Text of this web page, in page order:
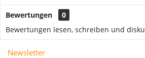
Bewertungen
0
Bewertungen lesen, schreiben und
Newsletter